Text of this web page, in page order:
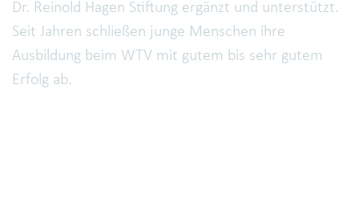
Dr. Reinold Hagen Stiftung ergänzt und unterstützt.
Seit Jahren schließen junge Menschen ihre
Ausbildung beim WTV mit gutem bis sehr gutem
Erfolg ab.